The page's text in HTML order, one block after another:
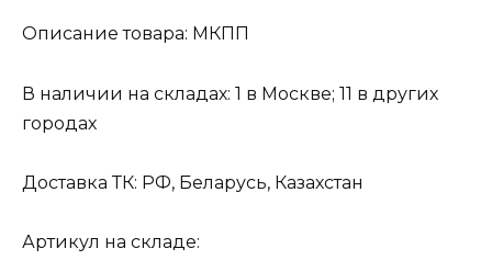
Описание товара: МКПП
В наличии на складах: 1 в Москве; 11 в других
городах
Доставка ТК: РФ, Беларусь, Казахстан
Артикул на складе: